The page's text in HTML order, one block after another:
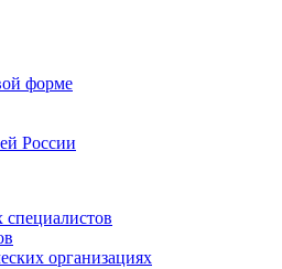
форме
России
организациях